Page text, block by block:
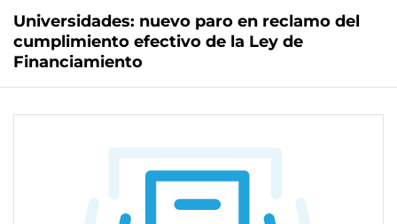
Universidades: nuevo paro en reclamo del
cumplimiento efectivo de la Ley de
Financiamiento